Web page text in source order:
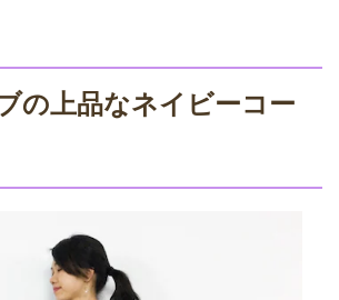
の上品なネイビーコー